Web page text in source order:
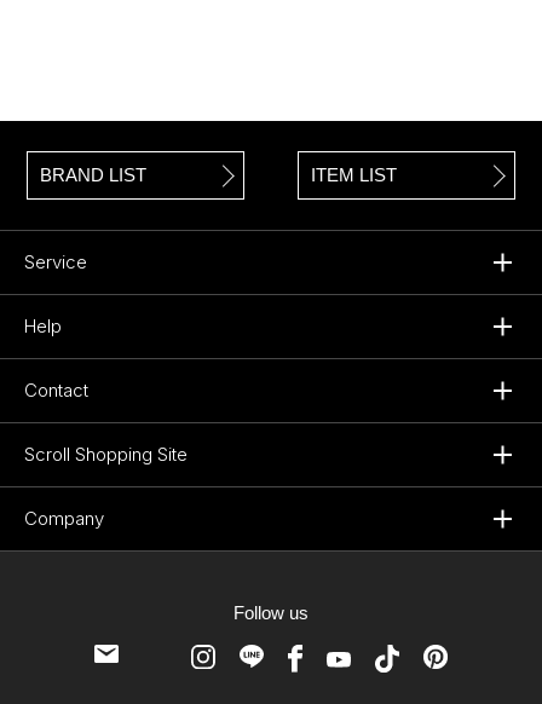
BRAND LIST ITEM LIST
Service
Help
Contact
Scroll Shopping Site
Company
Follow us